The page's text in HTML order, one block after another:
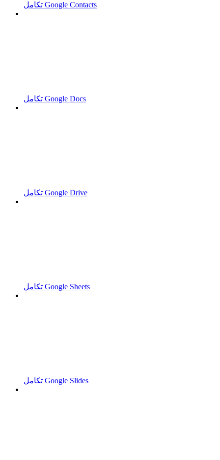
تكامل Google Contacts
تكامل Google Docs
تكامل Google Drive
تكامل Google Sheets
تكامل Google Slides